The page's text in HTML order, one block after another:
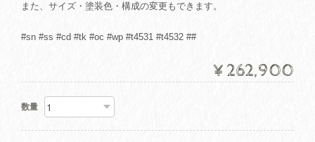
また、サイズ・塗装色・構成の変更もできます。
#sn #ss #cd #tk #oc #wp #t4531 #t4532 ##
¥262,900
数量